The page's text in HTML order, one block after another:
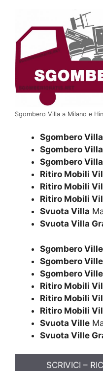
Sgombero Villa a Milano e
Sgombero Villa
Sgombero
Sgombero
Ritiro Mobili
Ritiro Mobili
Ritiro Mobili
Svuota Villa
Svuota Villa
Sgombero Ville
Sgombero
Sgombero
Ritiro Mobili
Ritiro Mobili
Ritiro Mobili
Svuota Ville
Svuota Ville
SCRIVICI –